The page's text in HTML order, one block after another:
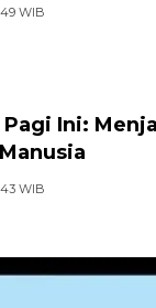
WIB
Pagi Ini:
WIB